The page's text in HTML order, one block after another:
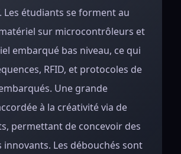
Les étudiants se forment au
sur microcontrôleurs et
embarqué bas niveau, ce qui
RFID, et protocoles de
Une grande
à la créativité via de
permettant de concevoir des
innovants. Les débouchés sont